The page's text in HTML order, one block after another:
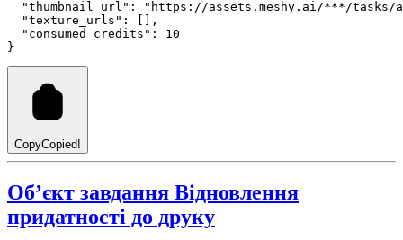
"thumbnail_url" :
"https://assets.meshy.ai/***/tasks/
"texture_urls" : []
,
"consumed_credits" : 10
}
CopyCopied!
Об’єкт завдання Відновлення
придатності до друку